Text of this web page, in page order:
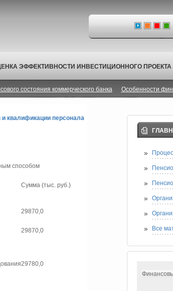
ЭФФЕКТИВНОСТИ ИНВЕСТИЦИОННОГО ПРОЕКТА
состояния коммерческого банка Особенности
и квалификации персонала
способом
Сумма (тыс. руб.)
29870,0
29870,0
29780,0
Все